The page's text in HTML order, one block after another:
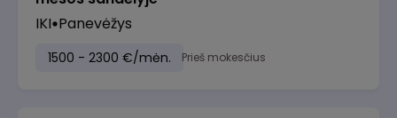
IKI Panevėžys
1500 - 2300 €/mėn. Prieš mokesčius